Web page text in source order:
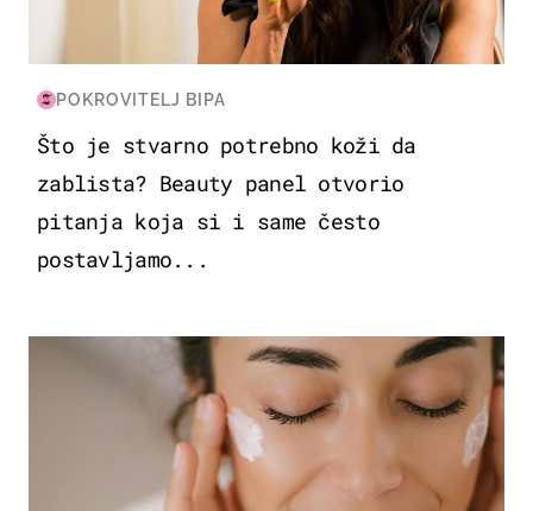
POKROVITELJ BIPA
Što je stvarno potrebno koži da
zablista? Beauty panel otvorio
pitanja koja si i same često
postavljamo...
MODA & LJEPOTA